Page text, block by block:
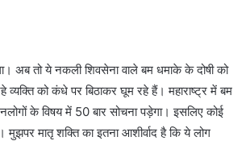
अब तो ये नकली शिवसेना वाले बम धमाके के दोषी को
को कंधे पर बिठाकर घूम रहे हैं। महाराष्ट्र में बम
के विषय में 50 बार सोचना पड़ेगा। इसलिए कोई
मातृ शक्ति का इतना आशीर्वाद है कि ये लोग